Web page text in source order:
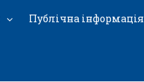
Публічна інформація